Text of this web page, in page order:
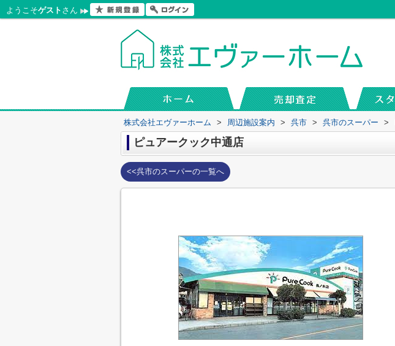
ようこそゲスト さん
株式会社エヴァーホーム > 周辺施設案内 > 呉市 > 呉市のスーパー >
ピュアークック中通店
<<呉市のスーパーの一覧へ